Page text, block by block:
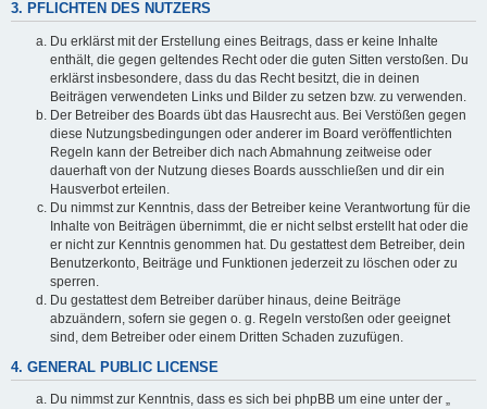
3. PFLICHTEN DES NUTZERS
Du erklärst mit der Erstellung eines Beitrags, dass er keine Inhalte
enthält, die gegen geltendes Recht oder die guten Sitten verstoßen. Du
erklärst insbesondere, dass du das Recht besitzt, die in deinen
Beiträgen verwendeten Links und Bilder zu setzen bzw. zu verwenden.
Der Betreiber des Boards übt das Hausrecht aus. Bei Verstößen gegen
diese Nutzungsbedingungen oder anderer im Board veröffentlichten
Regeln kann der Betreiber dich nach Abmahnung zeitweise oder
dauerhaft von der Nutzung dieses Boards ausschließen und dir ein
Hausverbot erteilen.
Du nimmst zur Kenntnis, dass der Betreiber keine Verantwortung für die
Inhalte von Beiträgen übernimmt, die er nicht selbst erstellt hat oder die
er nicht zur Kenntnis genommen hat. Du gestattest dem Betreiber, dein
Benutzerkonto, Beiträge und Funktionen jederzeit zu löschen oder zu
sperren.
Du gestattest dem Betreiber darüber hinaus, deine Beiträge
abzuändern, sofern sie gegen o. g. Regeln verstoßen oder geeignet
sind, dem Betreiber oder einem Dritten Schaden zuzufügen.
4. GENERAL PUBLIC LICENSE
Du nimmst zur Kenntnis, dass es sich bei phpBB um eine unter der „